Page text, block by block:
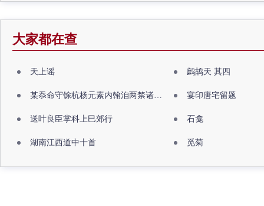
大家都在查
天上谣 鹧鸪天 其四
某忝命守馀杭杨元素内翰洎两禁诸公出祖佛寺 宴印唐宅留题
送叶良臣掌科上巳郊行 石龛
湖南江西道中十首 觅菊